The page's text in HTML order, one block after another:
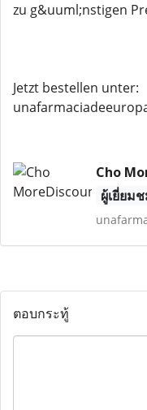
zu g&uuml;nstigen
Jetzt bestellen unter:
Cho
ผู้เยี่ยม
ตอบกระทู้